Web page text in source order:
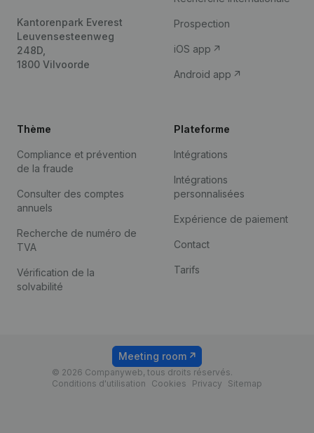
Kantorenpark Everest
Leuvensesteenweg
248D,
1800 Vilvoorde
Prospection
iOS app
Android app
Thème
Compliance et prévention
de la fraude
Consulter des comptes
annuels
Recherche de numéro de
TVA
Vérification de la
solvabilité
Plateforme
Intégrations
Intégrations
personnalisées
Expérience de paiement
Contact
Tarifs
© 2026 Companyweb, tous droits réservés.
Conditions d'utilisation
Cookies Privacy Sitemap
Meeting room